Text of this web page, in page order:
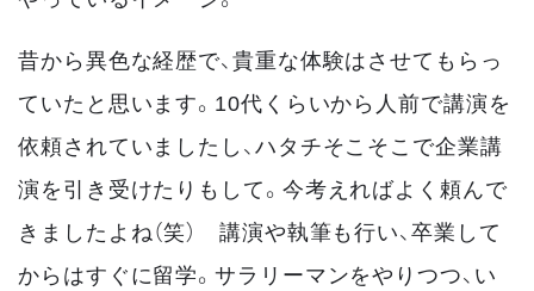
昔から異色な経歴で、貴重な体験はさせてもらっ
ていたと思います。10代くらいから人前で講演を
依頼されていましたし、ハタチそこそこで企業講
演を引き受けたりもして。今考えればよく頼んで
きましたよね（笑） 講演や執筆も行い、卒業して
からはすぐに留学。サラリーマンをやりつつ、い